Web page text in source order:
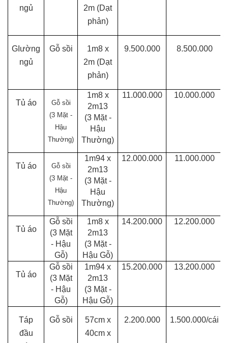
ngủ
2m (Dạt
phản)
GIường
ngủ
Gỗ sồi
1m8 x
2m (Dạt
phản)
9.500.000 8.500.000
Tủ áo
Gỗ sồi
(3 Mặt -
Hậu
Thường)
1m8 x
2m13
(3 Mặt -
Hậu
Thường)
11.000.000 10.000.000
Tủ áo
Gỗ sồi
(3 Mặt -
Hậu
Thường)
1m94 x
2m13
(3 Mặt -
Hậu
Thường)
12.000.000 11.000.000
Tủ áo
Gỗ sồi
(3 Mặt
- Hậu
Gỗ)
1m8 x
2m13
(3 Mặt -
Hậu Gỗ)
14.200.000 12.200.000
Tủ áo
Gỗ sồi
(3 Mặt
- Hậu
Gỗ)
1m94 x
2m13
(3 Mặt -
Hậu Gỗ)
15.200.000 13.200.000
Táp
đầu
Gỗ sồi
57cm x
40cm x
2.200.000 1.500.000/cái